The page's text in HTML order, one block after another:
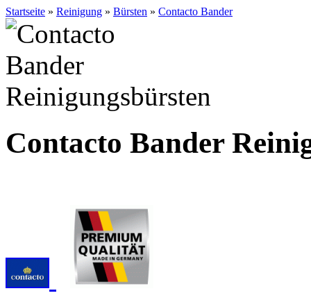
Startseite » Reinigung » Bürsten » Contacto Bander
Contacto Bander